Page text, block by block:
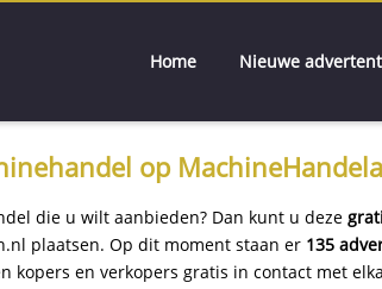
Home Nieuwe
op
die u wilt aanbieden? Dan kunt u deze
plaatsen. Op dit moment staan er 135
kopers en verkopers gratis in contact met